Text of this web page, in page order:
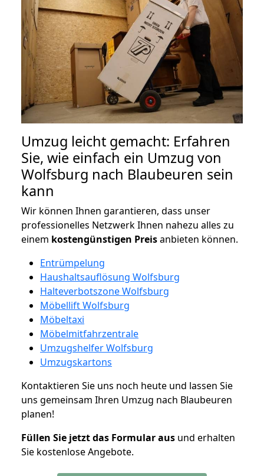
Umzug leicht gemacht: Erfahren
Sie, wie einfach ein Umzug von
Wolfsburg nach Blaubeuren sein
kann
Wir können Ihnen garantieren, dass unser
professionelles Netzwerk Ihnen nahezu alles zu
einem kostengünstigen Preisanbieten können.
Entrümpelung
Haushaltsauflösung Wolfsburg
Halteverbotszone Wolfsburg
Möbellift Wolfsburg
Möbeltaxi
Möbelmitfahrzentrale
Umzugshelfer Wolfsburg
Umzugskartons
Kontaktieren Sie uns noch heute und lassen Sie
uns gemeinsam Ihren Umzug nach Blaubeuren
planen!
Füllen Sie jetzt das Formular aus und erhalten
Sie kostenlose Angebote.